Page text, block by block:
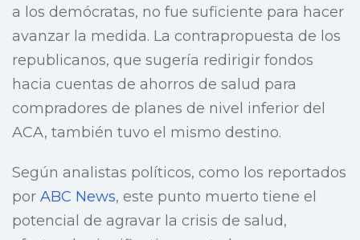
a los demócratas, no fue suficiente para hacer
avanzar la medida. La contrapropuesta de los
republicanos, que sugería redirigir fondos
hacia cuentas de ahorros de salud para
compradores de planes de nivel inferior del
ACA, también tuvo el mismo destino.
Según analistas políticos, como los reportados
por ABC News, este punto muerto tiene el
potencial de agravar la crisis de salud,